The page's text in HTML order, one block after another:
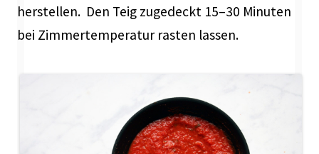
herstellen. Den Teig zugedeckt 15–30 Minuten
bei Zimmertemperatur rasten lassen.